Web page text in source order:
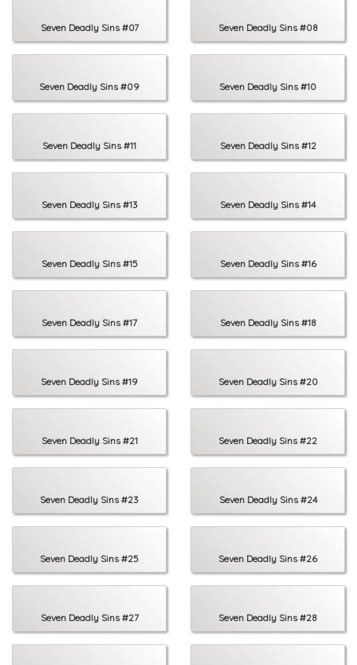
Seven Deadly Sins #07 Seven Deadly Sins #08
Seven Deadly Sins #09 Seven Deadly Sins #10
Seven Deadly Sins #11 Seven Deadly Sins #12
Seven Deadly Sins #13 Seven Deadly Sins #14
Seven Deadly Sins #15 Seven Deadly Sins #16
Seven Deadly Sins #17 Seven Deadly Sins #18
Seven Deadly Sins #19 Seven Deadly Sins #20
Seven Deadly Sins #21 Seven Deadly Sins #22
Seven Deadly Sins #23 Seven Deadly Sins #24
Seven Deadly Sins #25 Seven Deadly Sins #26
Seven Deadly Sins #27 Seven Deadly Sins #28